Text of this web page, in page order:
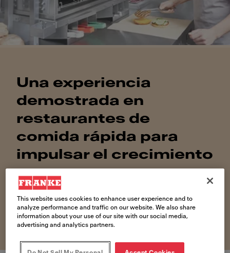
Una experiencia
demostrada en
restaurantes de
comida rápida para
impulsar el crecimiento
Ayudamos a las cadenas de restaurantes de
comida rápida a gestionar los costes y los riesgos
derivados de la creación y el suministro de todas
sus redes
This website uses cookies to enhance user experience and to
analyze performance and traffic on our website. We also share
information about your use of our site with our social media,
advertising and analytics partners.